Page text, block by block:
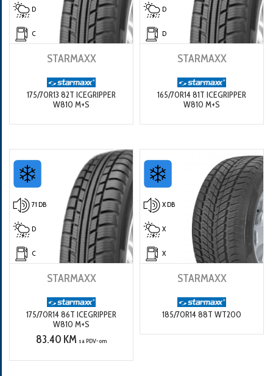
D
C
STARMAXX
175/70R13 82T ICEGRIPPER
W810 M+S
D
D
STARMAXX
165/70R14 81T ICEGRIPPER
W810 M+S
71 DB
D
C
STARMAXX
175/70R14 86T ICEGRIPPER
W810 M+S
83.40 KM sa PDV-om
X DB
X
X
STARMAXX
185/70R14 88T WT200